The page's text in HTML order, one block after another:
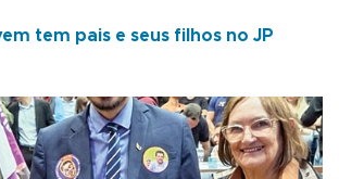
tem pais e seus filhos no JP